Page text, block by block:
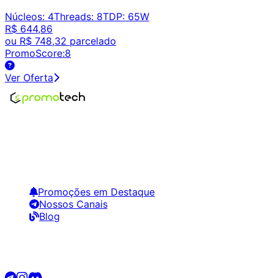
Núcleos: 4Threads: 8TDP: 65W
R$ 644,86
ou R$ 748,32 parcelado
PromoScore:8
Ver Oferta
Promoções em Destaque
Nossos Canais
Blog